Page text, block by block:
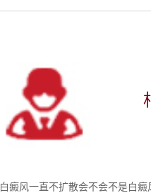
白癜风一直不扩散会不会不是白癜